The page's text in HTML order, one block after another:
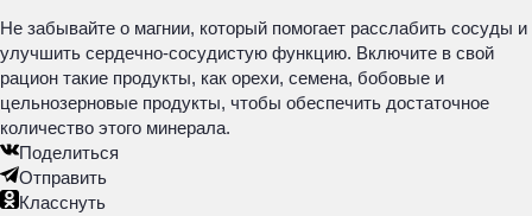
Не забывайте о магнии, который помогает расслабить сосуды и
улучшить сердечно-сосудистую функцию. Включите в свой
рацион такие продукты, как орехи, семена, бобовые и
цельнозерновые продукты, чтобы обеспечить достаточное
количество этого минерала.
Поделиться
Отправить
Класснуть